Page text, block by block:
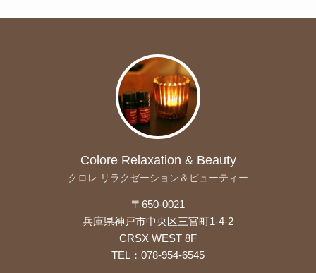
Colore Relaxation & Beauty
クロレ リラクゼーション＆ビューティー
〒650-0021
兵庫県神戸市中央区三宮町1-4-2
CRSX WEST 8F
TEL：078-954-6545